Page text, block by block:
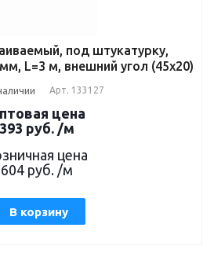
под штукатурку,
L=3 м, внешний угол (45x20)
Арт. 133127
цена
393 руб./м
цена
604 руб. /м
В корзину